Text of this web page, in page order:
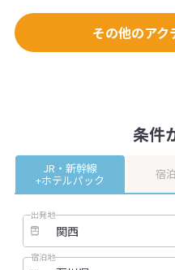
ことができます。手ぶら
き、着物はオプションで
可能なため、観光客の方
お店からは、兼六園や金
どにも歩いて行くことがで
よ。
旅の記念に、いつもとは
ょうか。
【所要時間】
当日6時間以上
その他のアク
条件
JR・新幹線
+ホテルパック 宿
出発地
宿泊地